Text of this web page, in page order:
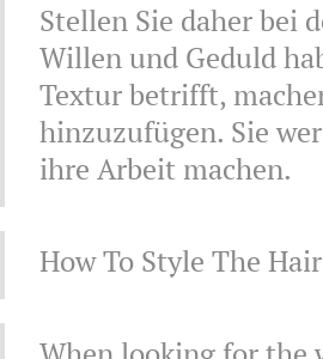
Stellen Sie daher bei
Willen und Geduld
Textur betrifft,
hinzuzufügen. Sie
ihre Arbeit machen.
How To Style The